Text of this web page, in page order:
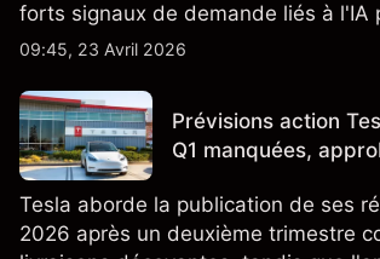
forts signaux de demande liés à l'IA
partenaires clés de la chaîne
passées ne préjugent pas des
09:45, 23 Avril 2026
Prévisions action
Q1 manquées,
Tesla aborde la publication de ses
2026 après un deuxième trimestre